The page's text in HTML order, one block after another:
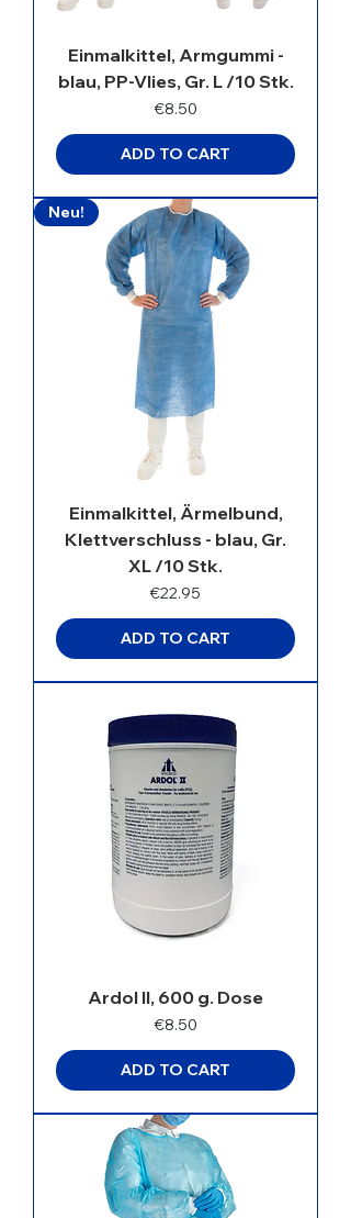
Einmalkittel, Armgummi -
blau, PP-Vlies, Gr. L /10 Stk.
Price
€8.50
ADD TO CART
Neu!
Einmalkittel, Ärmelbund,
Klettverschluss - blau, Gr.
XL /10 Stk.
Price
€22.95
ADD TO CART
Ardol II, 600 g. Dose
Price
€8.50
ADD TO CART